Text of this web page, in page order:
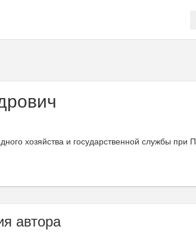
хозяйства и государственной службы при
автора